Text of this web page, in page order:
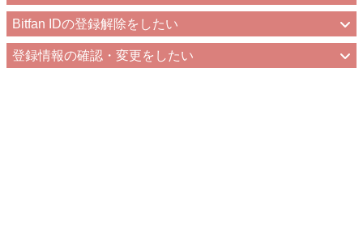
Bitfan IDの登録解除をしたい
登録情報の確認・変更をしたい